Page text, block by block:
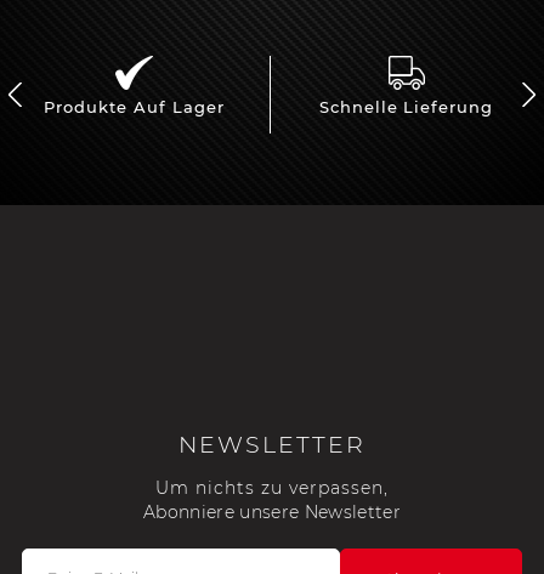
Produkte Auf Lager Schnelle Lieferung
NEWSLETTER
Um nichts zu verpassen,
Abonniere unsere Newsletter